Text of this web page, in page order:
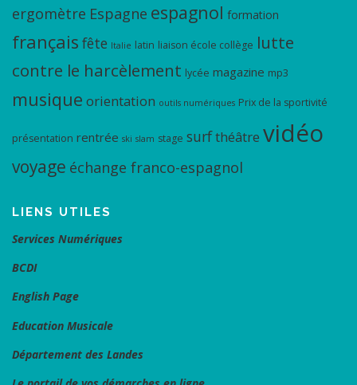
ergomètre Espagne espagnol formation
français fête Italie latin liaison école collège lutte
contre le harcèlement lycée magazine mp3
musique orientation outils numériques Prix de la sportivité
présentation rentrée ski slam stage surfthéâtre vidéo
voyage échange franco-espagnol
LIENS UTILES
Services Numériques
BCDI
English Page
Education Musicale
Département des Landes